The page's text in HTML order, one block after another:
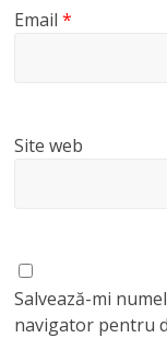
Email*
Site web
Salvează-mi
navigator pentru